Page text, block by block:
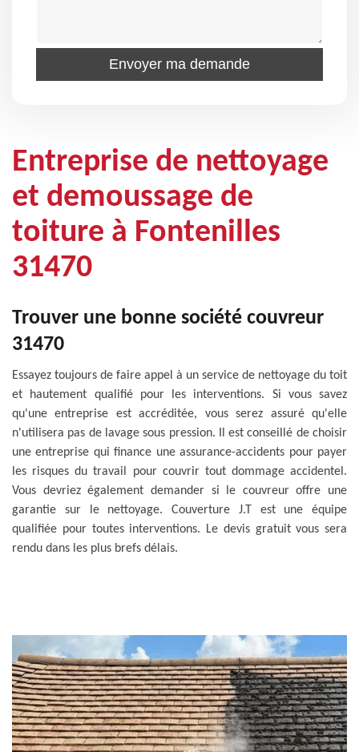
Entreprise de nettoyage
et demoussage de
toiture à Fontenilles
31470
Trouver une bonne société couvreur
31470
Essayez toujours de faire appel à un service de nettoyage du toit
et hautement qualifié pour les interventions. Si vous savez
qu'une entreprise est accréditée, vous serez assuré qu'elle
n'utilisera pas de lavage sous pression. Il est conseillé de choisir
une entreprise qui finance une assurance-accidents pour payer
les risques du travail pour couvrir tout dommage accidentel.
Vous devriez également demander si le couvreur offre une
garantie sur le nettoyage. Couverture J.T est une équipe
qualifiée pour toutes interventions. Le devis gratuit vous sera
rendu dans les plus brefs délais.